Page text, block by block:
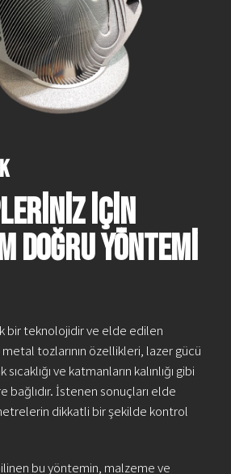
için
Doğru yöntemi
bir teknolojidir ve elde edilen
tozlarının özellikleri, lazer gücü
ve katmanların kalınlığı gibi
İstenen sonuçları elde
dikkatli bir şekilde kontrol
bu yöntemin, malzeme ve